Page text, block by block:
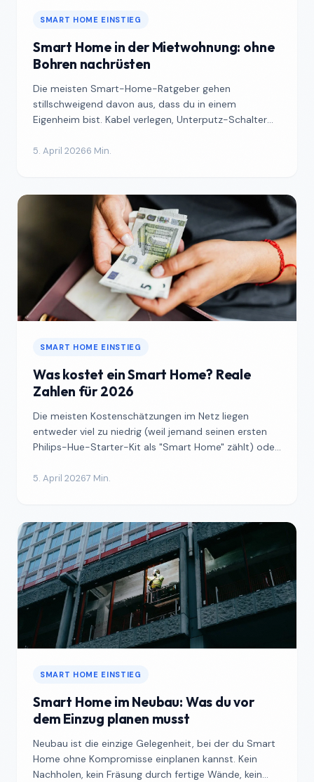
SMART HOME EINSTIEG
Smart Home in der Mietwohnung: ohne
Bohren nachrüsten
Die meisten Smart-Home-Ratgeber gehen
stillschweigend davon aus, dass du in einem
Eigenheim bist. Kabel verlegen, Unterputz-Schalter
5. April 20266 Min.
SMART HOME EINSTIEG
Was kostet ein Smart Home? Reale
Zahlen für 2026
Die meisten Kostenschätzungen im Netz liegen
entweder viel zu niedrig (weil jemand seinen ersten
Philips-Hue-Starter-Kit als "Smart Home" zählt) oder
5. April 20267 Min.
SMART HOME EINSTIEG
Smart Home im Neubau: Was du vor
dem Einzug planen musst
Neubau ist die einzige Gelegenheit, bei der du Smart
Home ohne Kompromisse einplanen kannst. Kein
Nachholen, kein Fräsung durch fertige Wände, kein